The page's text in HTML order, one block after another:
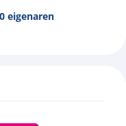
alle foto's
eigenaren